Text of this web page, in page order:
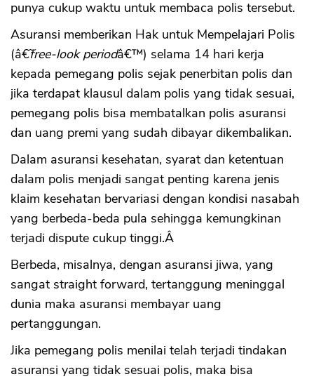
punya cukup waktu untuk membaca polis tersebut.
Asuransi memberikan Hak untuk Mempelajari Polis
(â€˜free-look periodâ€™) selama 14 hari kerja
kepada pemegang polis sejak penerbitan polis dan
jika terdapat klausul dalam polis yang tidak sesuai,
pemegang polis bisa membatalkan polis asuransi
dan uang premi yang sudah dibayar dikembalikan.
Dalam asuransi kesehatan, syarat dan ketentuan
dalam polis menjadi sangat penting karena jenis
klaim kesehatan bervariasi dengan kondisi nasabah
yang berbeda-beda pula sehingga kemungkinan
terjadi dispute cukup tinggi.Â
Berbeda, misalnya, dengan asuransi jiwa, yang
sangat straight forward, tertanggung meninggal
dunia maka asuransi membayar uang
pertanggungan.
Jika pemegang polis menilai telah terjadi tindakan
asuransi yang tidak sesuai polis, maka bisa